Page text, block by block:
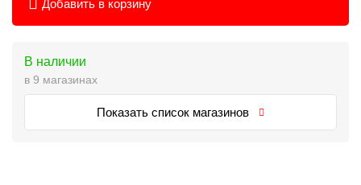
Добавить в корзину
В наличии
в 9 магазинах
Показать список магазинов